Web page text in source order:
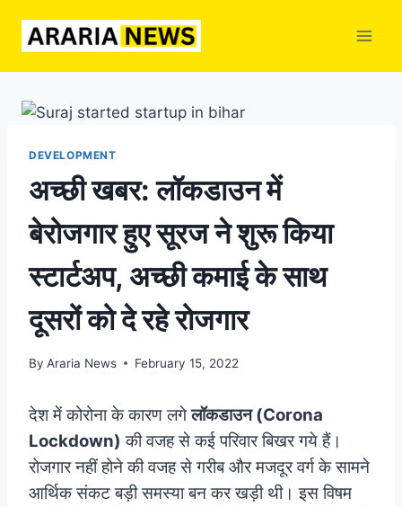
DEVELOPMENT
अच्छी खबर: लॉकडाउन में
बेरोजगार हुए सूरज ने शुरू किया
स्टार्टअप, अच्छी कमाई के साथ
दूसरों को दे रहे रोजगार
By Araria News February 15, 2022
देश में कोरोना के कारण लगेलॉकडाउन (Corona
Lockdown) की वजह से कई परिवार बिखर गये हैं।
रोजगार नहीं होने की वजह से गरीब और मजदूर वर्ग के सामने
आर्थिक संकट बड़ी समस्या बन कर खड़ी थी। इस विषम